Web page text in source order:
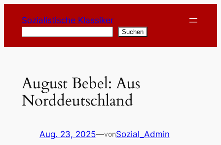
Inhalt
springen
Sozialistische Klassiker
Suchen
August Bebel: Aus
Norddeutschland
Aug. 23, 2025—vonSozial_Admin